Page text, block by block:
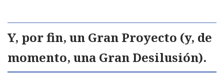
Y, por fin, un Gran Proyecto (y, de
momento, una Gran Desilusión).